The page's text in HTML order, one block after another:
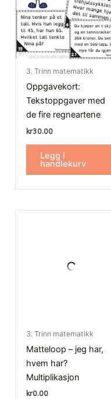
3. Trinn matematikk
Oppgavekort:
Tekstoppgaver med
de fire regneartene
kr30.00
Legg i
handlekurv
3. Trinn matematikk
Matteloop – jeg har,
hvem har?
Multiplikasjon
kr0.00